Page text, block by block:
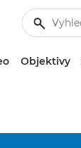
Objektivy